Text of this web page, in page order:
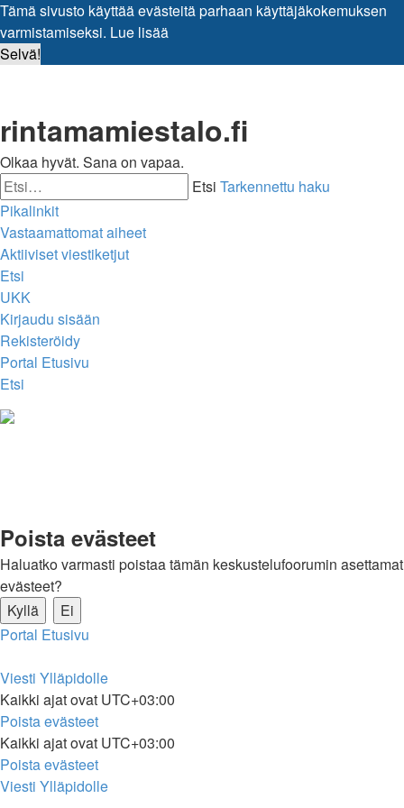
Tämä sivusto käyttää evästeitä parhaan käyttäjäkokemuksen
varmistamiseksi. Lue lisää
Selvä!
rintamamiestalo.fi
Olkaa hyvät. Sana on vapaa.
Etsi Tarkennettu haku
Pikalinkit
Vastaamattomat aiheet
Aktiiviset viestiketjut
Etsi
UKK
Kirjaudu sisään
Rekisteröidy
Portal Etusivu
Etsi
Poista evästeet
Haluatko varmasti poistaa tämän keskustelufoorumin asettamat
evästeet?
Portal Etusivu
Viesti Ylläpidolle
Kaikki ajat ovat UTC+03:00
Poista evästeet
Kaikki ajat ovat UTC+03:00
Poista evästeet
Viesti Ylläpidolle